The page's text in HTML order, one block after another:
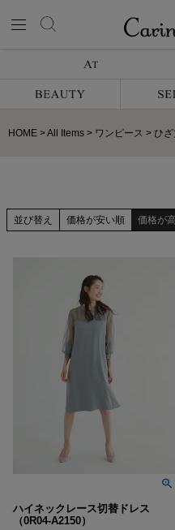
HOME All Items ワンピース ひ
並び替え 価格が安い順 価格が
ハイネックレース切替ドレス
（0R04-A2150）